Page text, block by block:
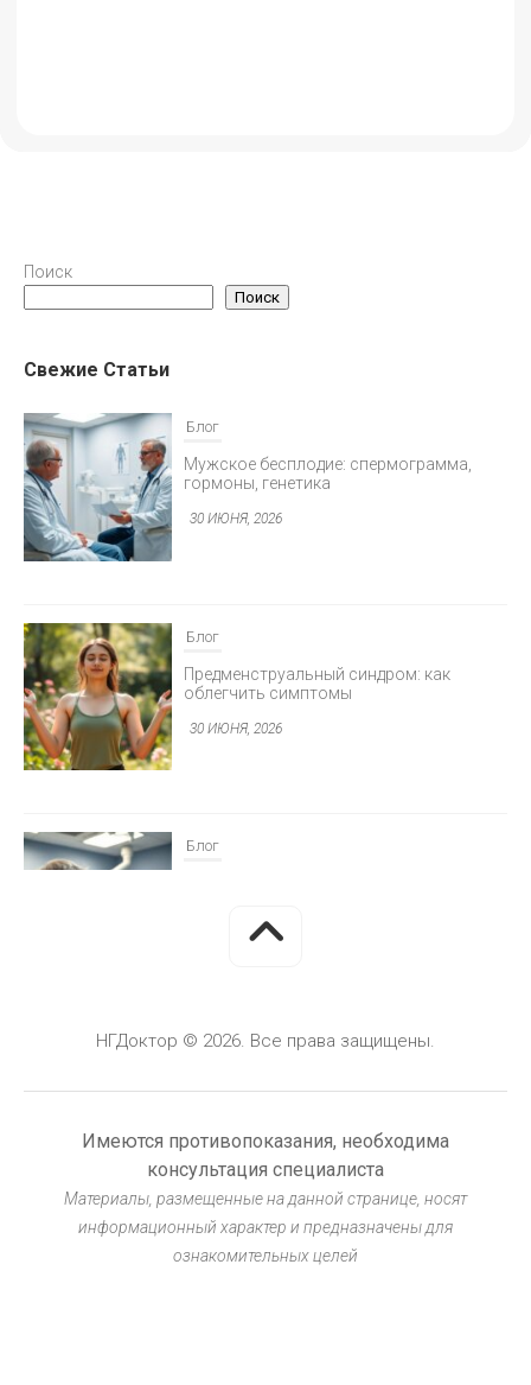
Поиск
Поиск
Свежие Статьи
Блог
Мужское бесплодие: спермограмма,
гормоны, генетика
30 ИЮНЯ, 2026
Блог
Предменструальный синдром: как
облегчить симптомы
30 ИЮНЯ, 2026
Блог
30 ИЮНЯ, 2026
Герметизация фиссур у детей: защита от
30 ИЮНЯ, 2026
Блог
НГДоктор © 2026. Все права защищены.
Имеются противопоказания, необходима
консультация специалиста
Материалы, размещенные на данной странице, носят
информационный характер и предназначены для
ознакомительных целей